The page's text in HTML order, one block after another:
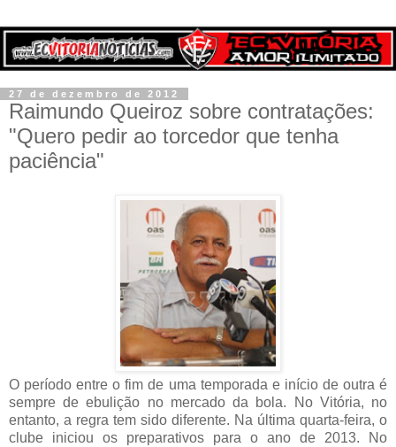
27 de dezembro de 2012
Raimundo Queiroz sobre contratações:
"Quero pedir ao torcedor que tenha
paciência"
O período entre o fim de uma temporada e início de outra é
sempre de ebulição no mercado da bola. No Vitória, no
entanto, a regra tem sido diferente. Na última quarta-feira, o
clube iniciou os preparativos para o ano de 2013. No